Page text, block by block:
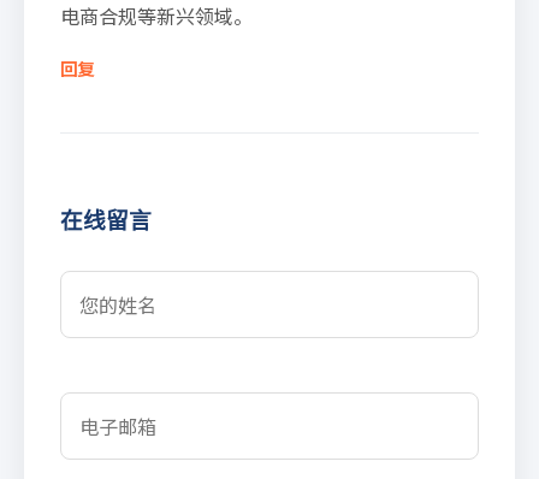
电商合规等新兴领域。
回复
在线留言